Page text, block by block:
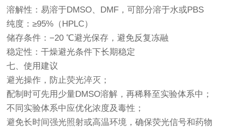
溶解性：易溶于DMSO、DMF，可部分溶于水或PBS
纯度：≥95%（HPLC）
储存条件：−20 ℃避光保存，避免反复冻融
稳定性：干燥避光条件下长期稳定
七、使用建议
避光操作，防止荧光淬灭；
配制时可先用少量DMSO溶解，再稀释至实验体系中；
不同实验体系中应优化浓度及毒性；
避免长时间强光照射或高温环境，确保荧光信号和药物